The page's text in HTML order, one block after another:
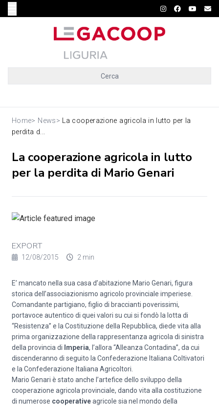
Cerca
Home> News> La cooperazione agricola in lutto per la
perdita d...
La cooperazione agricola in lutto
per la perdita di Mario Genari
EXPORT
12/08/2015 2 min
E’ mancato nella sua casa d’abitazione Mario Genari, figura
storica dell’associazionismo agricolo provinciale imperiese.
Comandante partigiano, figlio di braccianti poverissimi,
portavoce autentico di quei valori su cui si fondò la lotta di
“Resistenza” e la Costituzione della Repubblica, diede vita alla
prima organizzazione della rappresentanza agricola di sinistra
della provincia di Imperia, l’allora “Alleanza Contadina”, da cui
discenderanno di seguito la Confederazione Italiana Coltivatori
e la Confederazione Italiana Agricoltori.
Mario Genari è stato anche l’artefice dello sviluppo della
cooperazione agricola provinciale, dando vita alla costituzione
di numerose cooperativeagricole sia nel mondo della